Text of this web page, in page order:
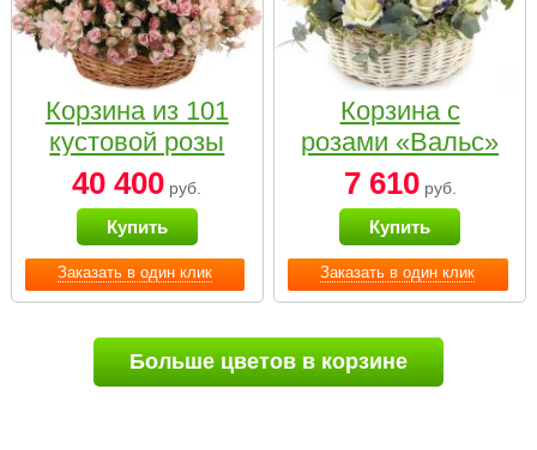
Заказать в один клик
Корзина из 101
кустовой розы
нежных тонов
40 400 руб.
Купить
Заказать в один клик
Корзина с
розами «Вальс»
7 610руб.
Купить
Больше цветов в корзине